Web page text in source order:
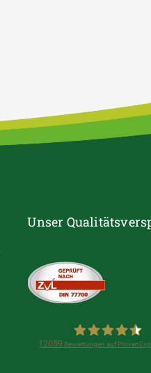
Unser
12059 Bewertungen auf